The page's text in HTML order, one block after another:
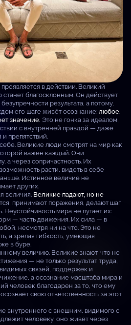
в действии. Великий
благосклонным. Он действует
результата, а потому,
его шаге живёт осознание: любое,
значение. Это не гонка за идеалом,
с внутренней правдой — даже
препятствий.
Великие люди смотрят на мир как
важен каждый. Они
а через сопричастность. Их
расти, видеть в себе
Истинное величие не
других.
величия. Великие падают, но не
принимают поражения, делают шаг
Неустойчивость мира не пугает их:
— часть движения. Их сила — в
несмотря ни на что. Это не
а зрелая гибкость, умеющая
в буре.
величию. Великие знают, что не
— не только результат труда,
связей, поддержек и
а осознание масштаба мира и
человек благодарен за то, что ему
свою ответственность за этот
внутреннего с внешним, видимого с
человеку, оно живёт через